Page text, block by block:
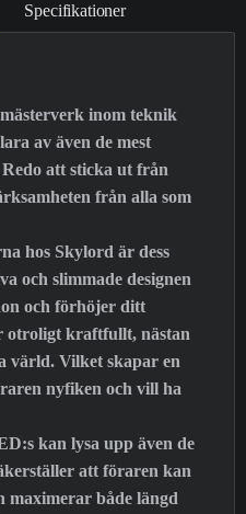
Specifikationer
inom teknik
av även de mest
att sticka ut från
från alla som
hos Skylord är dess
och slimmade designen
och förhöjer ditt
otroligt kraftfullt, nästan
värld. Vilket skapar en
nyfiken och vill ha
kan lysa upp även de
att föraren kan
maximerar både längd